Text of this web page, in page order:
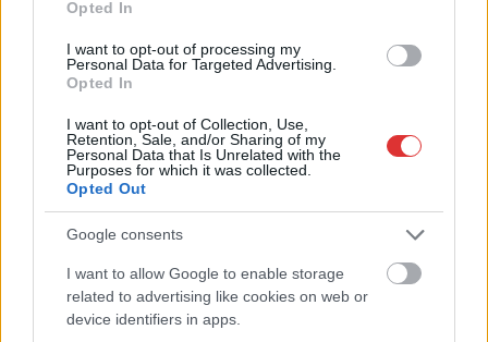
Opted In
I want to opt-out of processing my
Personal Data for Targeted Advertising.
Opted In
I want to opt-out of Collection, Use,
Retention, Sale, and/or Sharing of my
Personal Data that Is Unrelated with the
Purposes for which it was collected.
Opted Out
Google consents
I want to allow Google to enable storage
related to advertising like cookies on web or
device identifiers in apps.
mértékben lebénul
Elromlott a biztosítóberendezés a ceglédi vasútvonalon,
alapos késések alakultak ki a menetrendhez képest,
Ön szerint hogy készül a hamisítatlan szolnoki habos isler?
Országos ellenőrzés indult a hazai akkumulátoripari
üzemekben
Az idei év leglassabb növekedését hozta a június a
kiskereskedelemben
Györfi Mihály több tucat vállalkozással egyeztetett a
kerékpárgyár dolgozóinak megsegítéséről